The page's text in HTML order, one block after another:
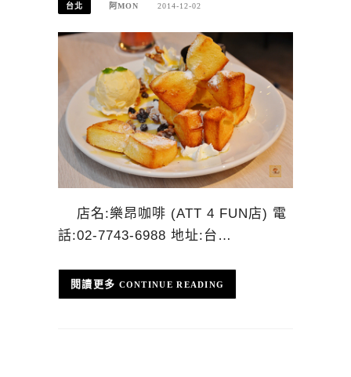
台北 阿MON 2014-12-02
店名:樂昂咖啡 (ATT 4 FUN店) 電
話:02-7743-6988 地址:台…
CONTINUE READING